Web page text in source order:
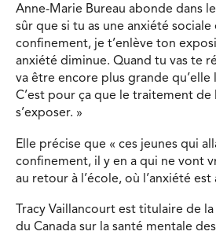
Anne-Marie Bureau abonde dans le
sûr que si tu as une anxiété
confinement, je t’enlève ton
anxiété diminue. Quand tu vas te
va être encore plus grande qu’elle
C’est pour ça que le traitement de
s’exposer. »
Elle précise que « ces jeunes qui
confinement, il y en a qui ne vont
au retour à l’école, où l’anxiété est
Tracy Vaillancourt est titulaire de
du Canada sur la santé mentale